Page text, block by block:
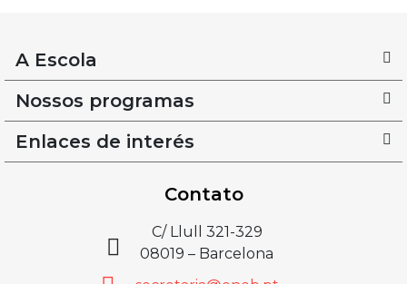
A Escola
Nossos programas
Enlaces de interés
Contato
C/ Llull 321-329
08019 – Barcelona